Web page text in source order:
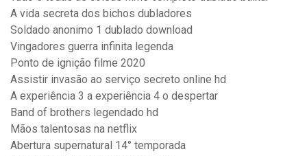
A vida secreta dos bichos dubladores
Soldado anonimo 1 dublado download
Vingadores guerra infinita legenda
Ponto de ignição filme 2020
Assistir invasão ao serviço secreto online hd
A experiência 3 a experiência 4 o despertar
Band of brothers legendado hd
Mãos talentosas na netflix
Abertura supernatural 14° temporada